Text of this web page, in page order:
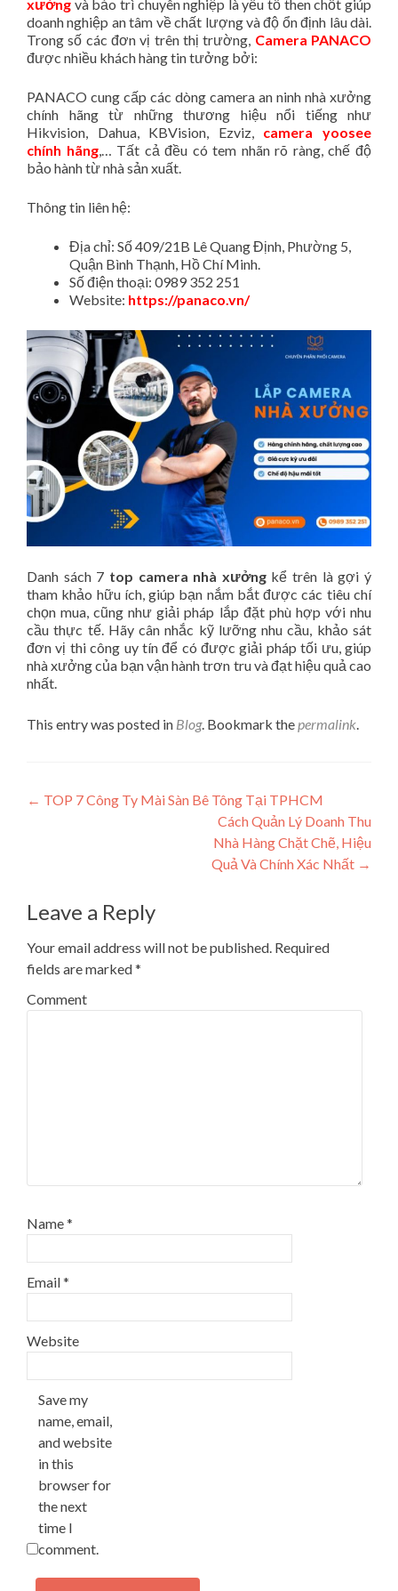
xưởng và bảo trì chuyên nghiệp là yếu tố then chốt giúp
doanh nghiệp an tâm về chất lượng và độ ổn định lâu dài.
Trong số các đơn vị trên thị trường, Camera PANACO
được nhiều khách hàng tin tưởng bởi:
PANACO cung cấp các dòng camera an ninh nhà xưởng
chính hãng từ những thương hiệu nổi tiếng như
Hikvision, Dahua, KBVision, Ezviz, camera yoosee
chính hãng,… Tất cả đều có tem nhãn rõ ràng, chế độ
bảo hành từ nhà sản xuất.
Thông tin liên hệ:
Địa chỉ: Số 409/21B Lê Quang Định, Phường 5,
Quận Bình Thạnh, Hồ Chí Minh.
Số điện thoại: 0989 352 251
Website: https://panaco.vn/
Danh sách 7 top camera nhà xưởngkể trên là gợi ý
tham khảo hữu ích, giúp bạn nắm bắt được các tiêu chí
chọn mua, cũng như giải pháp lắp đặt phù hợp với nhu
cầu thực tế. Hãy cân nhắc kỹ lưỡng nhu cầu, khảo sát
đơn vị thi công uy tín để có được giải pháp tối ưu, giúp
nhà xưởng của bạn vận hành trơn tru và đạt hiệu quả cao
nhất.
This entry was posted in Blog. Bookmark the permalink
Post navigation
← TOP 7 Công Ty Mài Sàn Bê Tông Tại TPHCM
Cách Quản Lý Doanh Thu
Nhà Hàng Chặt Chẽ, Hiệu
Quả Và Chính Xác Nhất →
Leave a Reply
Your email address will not be published. Required
fields are marked*
Comment
Name*
Email*
Website
Save my
name, email,
and website
in this
browser for
the next
time I
comment.